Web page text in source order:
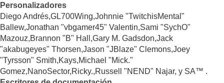
Personalizadores
Diego Andrés,GL700Wing,Johnnie "TwitchisMental"
Ballew,Jonathan "vbgamer45" Valentin,Sami "SychO"
Mazouz,Brannon "B" Hall,Gary M. Gadsdon,Jack
"akabugeyes" Thorsen,Jason "JBlaze" Clemons,Joey
"Tyrsson" Smith,Kays,Michael "Mick."
Gomez,NanoSector,Ricky.,Russell "NEND" Najar, y SA™ .